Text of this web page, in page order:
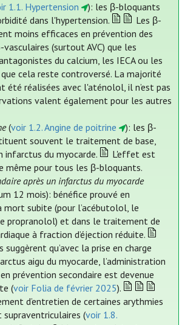
1.1. Hypertension
): les β-bloquants
dans l'hypertension.
Les β-
moins efficaces en prévention des
(surtout AVC) que les
du calcium, les IECA ou les
que cela reste controversé. La majorité
été réalisées avec l'aténolol, il n’est pas
valent également pour les autres
(voir 1.2. Angine de poitrine
): les β-
souvent le traitement de base,
infarctus du myocarde.
L'effet est
même pour tous les β-bloquants.
après un infarctus du myocarde
12 mois): bénéfice prouvé en
mort subite (pour l’acébutolol, le
propranolol) et dans le traitement de
à fraction d’éjection réduite.
suggèrent qu’avec la prise en charge
aigu du myocarde, l’administration
prévention secondaire est devenue
(voir Folia de février 2025).
d’entretien de certaines arythmies
(voir 1.8.